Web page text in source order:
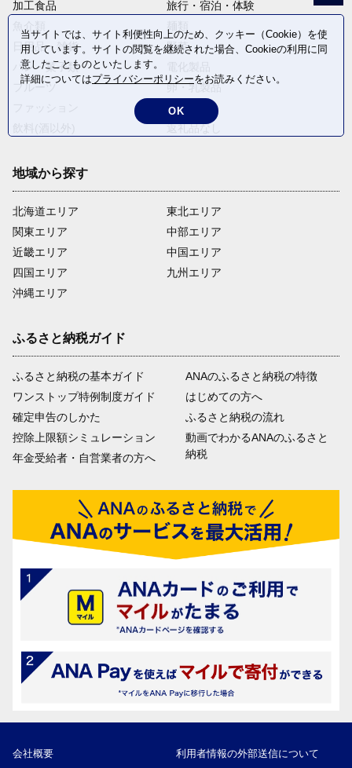
加工食品
旅行・宿泊・体験
日用品・雑貨
野菜
パン・菓子類
フルーツ
卵・乳製品
米・穀物
返礼品なし
地域から探す
北海道エリア
関東エリア
近畿エリア
四国エリア
沖縄エリア
東北エリア
中部エリア
中国エリア
九州エリア
ふるさと納税ガイド
ふるさと納税の基本ガイド
ワンストップ特例制度ガイド
確定申告のしかた
控除上限額シミュレーション
年金受給者・自営業者の方へ
ANAのふるさと納税の特徴
はじめての方へ
ふるさと納税の流れ
動画でわかるANAのふるさと
納税
会社概要 利用者情報の外部送信について
当サイトでは、サイト利便性向上のため、クッキー（Cookie）を使
用しています。サイトの閲覧を継続された場合、Cookieの利用に同
意したことものといたします。
詳細についてはプライバシーポリシーをお読みください。
OK